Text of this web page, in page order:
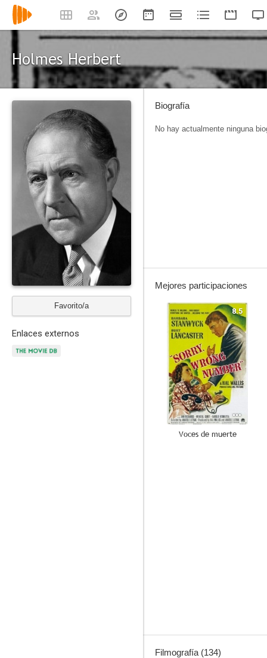
Holmes Herbert
Favorito/a
Enlaces externos
Biografía
No hay actualmente ninguna
Mejores participaciones
8.5
Voces de muerte
Filmografía (134)